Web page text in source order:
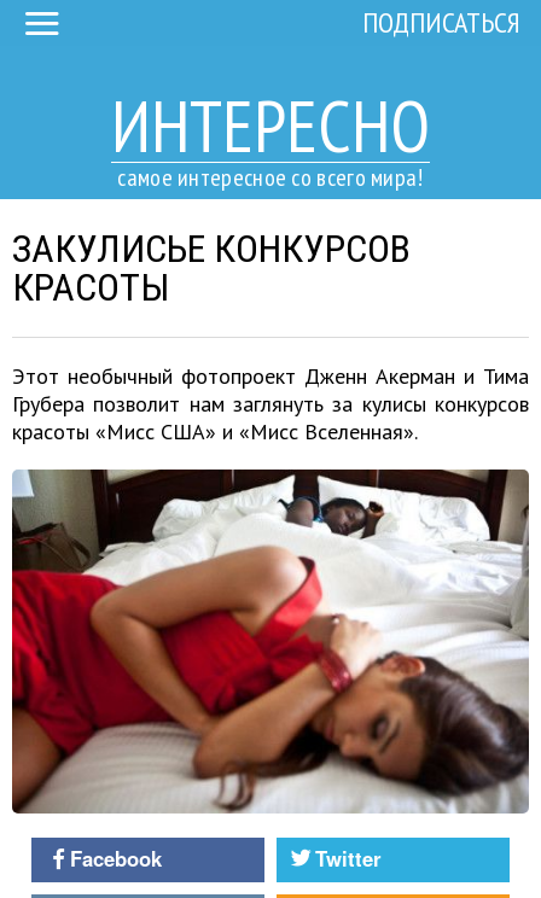
ИНТЕРЕСНО
самое интересное со всего мира!
ПОДПИСАТЬСЯ
ЗАКУЛИСЬЕ КОНКУРСОВ
КРАСОТЫ
Этот необычный фотопроект Дженн Акерман и Тима
Грубера позволит нам заглянуть за кулисы конкурсов
красоты «Мисс США» и «Мисс Вселенная».
Facebook
Twitter